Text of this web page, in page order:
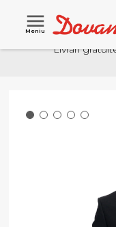
Meniu
Livrari